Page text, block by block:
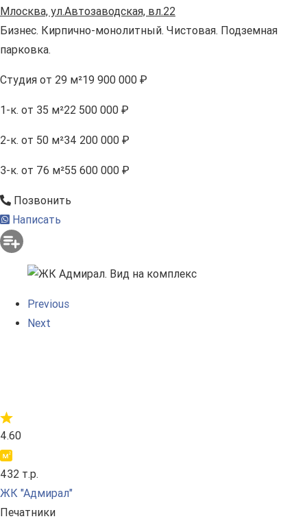
Млосква, ул.Автозаводская, вл.22
Бизнес. Кирпично-монолитный. Чистовая. Подземная
парковка.
Студия от 29 м²19 900 000 ₽
1-к. от 35 м²22 500 000 ₽
2-к. от 50 м²34 200 000 ₽
3-к. от 76 м²55 600 000 ₽
Позвонить
Написать
Previous
Next
4.60
432 т.р.
ЖК "Адмирал"
Печатники